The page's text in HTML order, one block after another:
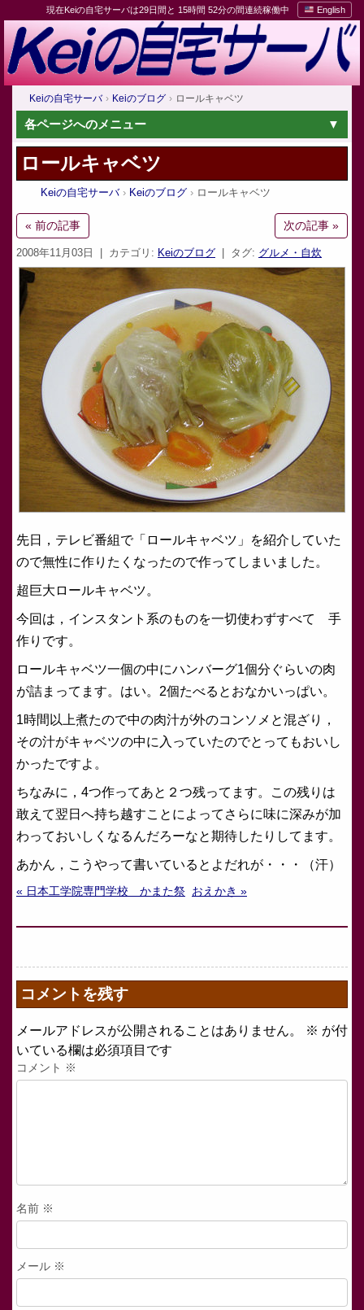
現在Keiの自宅サーバは29日間と 15時間 52分の間連続稼働中 English
Keiの自宅サーバ Keiのブログ ロールキャベツ
各ページへのメニュー
ロールキャベツ
Keiの自宅サーバ Keiのブログ ロールキャベツ
« 前の記事 次の記事 »
2008年11月03日 | カテゴリ: Keiのブログ | タグ: グルメ・自炊
先日，テレビ番組で「ロールキャベツ」を紹介していた
ので無性に作りたくなったので作ってしまいました。
超巨大ロールキャベツ。
今回は，インスタント系のものを一切使わずすべて 手
作りです。
ロールキャベツ一個の中にハンバーグ1個分ぐらいの肉
が詰まってます。はい。2個たべるとおなかいっぱい。
1時間以上煮たので中の肉汁が外のコンソメと混ざり，
その汁がキャベツの中に入っていたのでとってもおいし
かったですよ。
ちなみに，4つ作ってあと２つ残ってます。この残りは
敢えて翌日へ持ち越すことによってさらに味に深みが加
わっておいしくなるんだろーなと期待したりしてます。
あかん，こうやって書いているとよだれが・・・（汗）
« 日本工学院専門学校 かまた祭 おえかき »
コメントを残す
メールアドレスが公開されることはありません。 ※ が付
いている欄は必須項目です
コメント ※
名前 ※
メール ※